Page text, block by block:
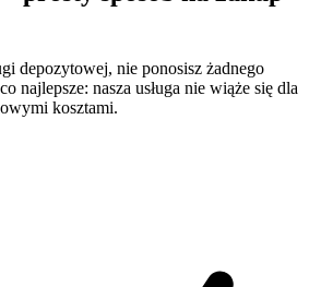
depozytowej, nie ponosisz żadnego
najlepsze: nasza usługa nie wiąże się dla
kosztami.